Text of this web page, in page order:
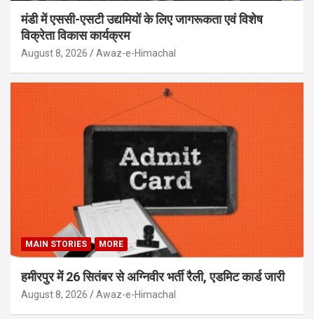
मंडी में एससी-एसटी उद्यमियों के लिए जागरूकता एवं विशेष
विक्रेता विकास कार्यक्रम
August 8, 2026 Awaz-e-Himachal
MAIN STORIES MORE
हमीरपुर में 26 सितंबर से अग्निवीर भर्ती रैली, एडमिट कार्ड जारी
August 8, 2026 Awaz-e-Himachal